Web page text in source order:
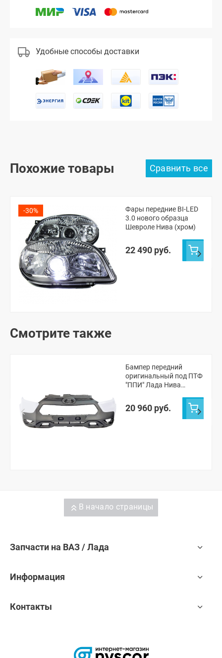
Удобные способы доставки
Похожие товары
-30%
Фары передние BI-LED
3.0 нового образца
Шевроле Нива (хром)
22 490 руб.
Смотрите также
Бампер передний
оригинальный под ПТФ
"ППИ" Лада Нива
20 960 руб.
В начало страницы
Запчасти на ВАЗ / Лада
Информация
Контакты